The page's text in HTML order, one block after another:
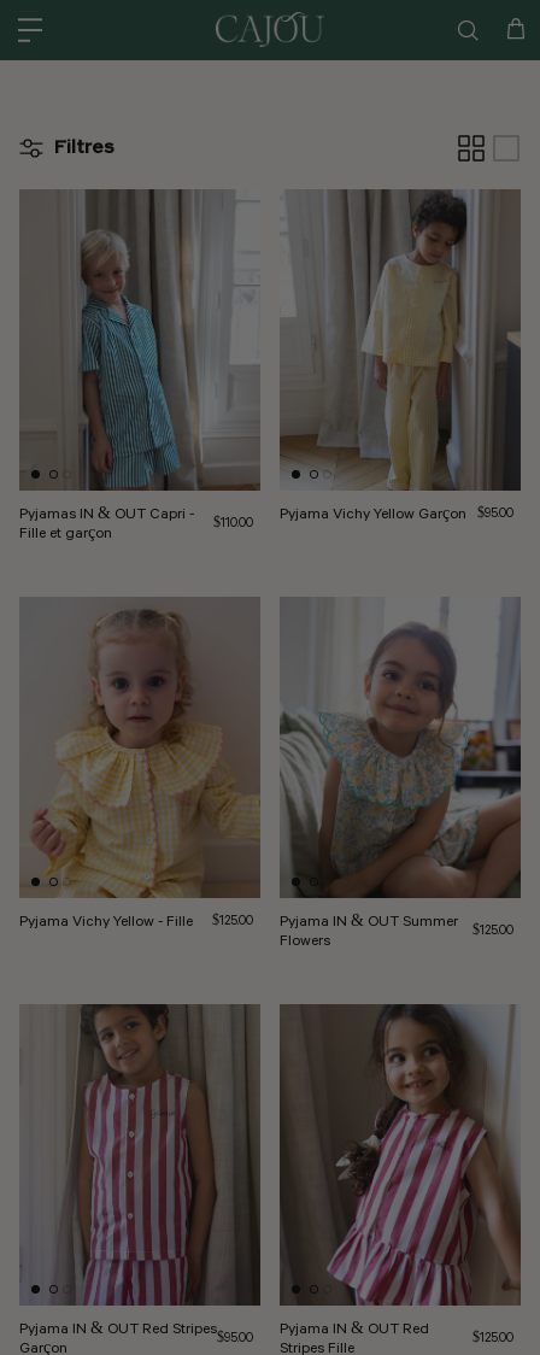
États-Unis : EXPÉDIÉ À partir de ENTREPÔT AMÉRICAIN DE
Filtres
Pyjamas IN & OUT Capri -
Fille et garçon
Prix régulier
$110.00 Pyjama Vichy Yellow Garçon Prix normal
$95.00
Pyjama Vichy Yellow - Fille Prix normal
$125.00
Pyjama IN & OUT Summer
Flowers
Prix normal
$125.00
Pyjama IN & OUT Red Stripes
Garçon
Prix normal
$95.00
Pyjama IN & OUT Red
Stripes Fille
Prix normal
$125.00